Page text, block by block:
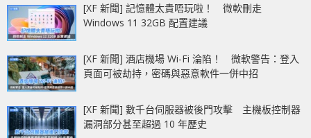
[XF 新聞] 記憶體太貴唔玩啦！ 微軟刪走
Windows 11 32GB 配置建議
[XF 新聞] 酒店機場 Wi-Fi 淪陷！ 微軟警告：登入
頁面可被劫持，密碼與惡意軟件一併中招
[XF 新聞] 數千台伺服器被後門攻擊 主機板控制器
漏洞部分甚至超過 10 年歷史